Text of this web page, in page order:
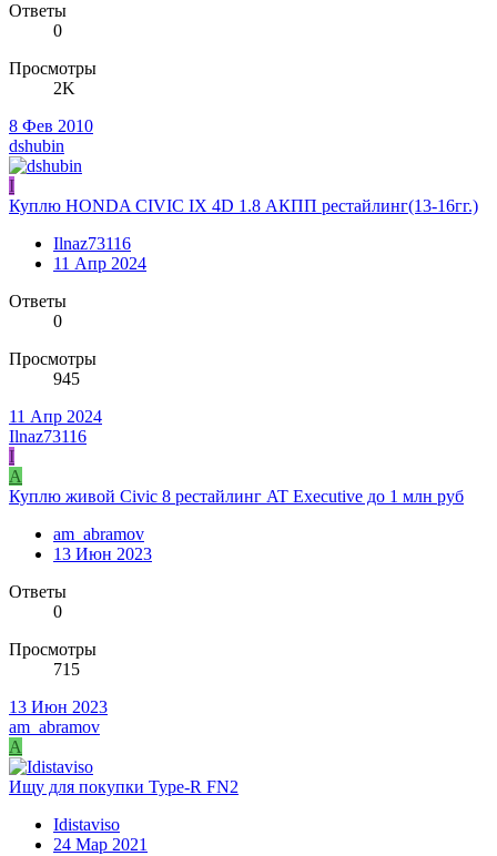
Ответы
0
Просмотры
2K
8 Фев 2010
dshubin
I
Куплю HONDA CIVIC IX 4D 1.8 АКПП рестайлинг(13-16гг.)
Ilnaz73116
11 Апр 2024
Ответы
0
Просмотры
945
11 Апр 2024
Ilnaz73116
I
A
Куплю живой Civic 8 рестайлинг AT Executive до 1 млн руб
am_abramov
13 Июн 2023
Ответы
0
Просмотры
715
13 Июн 2023
am_abramov
A
Ищу для покупки Type-R FN2
Idistaviso
24 Мар 2021